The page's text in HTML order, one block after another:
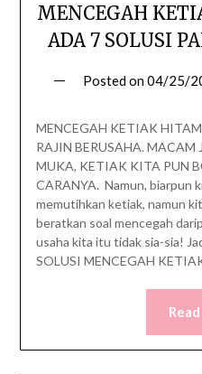
MENCEGAH
ADA 7 SOLUSI
Posted on04/25/
MENCEGAH KETIAK
RAJIN BERUSAHA.
MUKA, KETIAK KITA PUN
CARANYA. Namun, biarpun
memutihkan ketiak, namun
beratkan soal mencegah
usaha kita itu tidak sia-sia!
SOLUSI MENCEGAH